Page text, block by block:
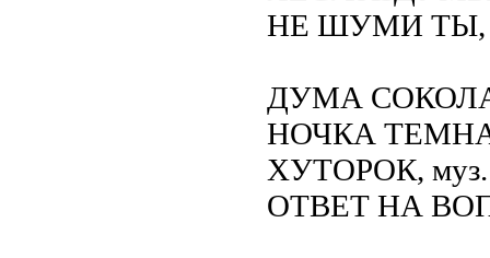
НЕ ШУМИ ТЫ,
ДУМА
НОЧКА
ХУТОРОК, муз.
ОТВЕТ НА